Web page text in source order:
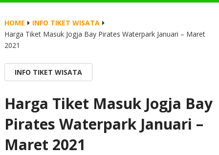
HOME
INFO TIKET WISATA
Harga Tiket Masuk Jogja Bay Pirates Waterpark Januari – Maret
2021
INFO TIKET WISATA
Harga Tiket Masuk Jogja Bay
Pirates Waterpark Januari –
Maret 2021